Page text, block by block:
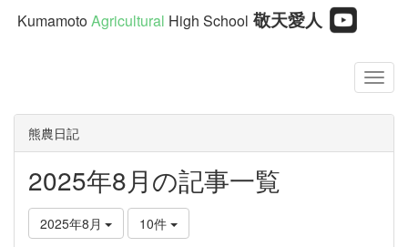
KumamotoAgricultural High School 敬天愛人
熊農日記
2025年8月の記事一覧
2025年8月 10件